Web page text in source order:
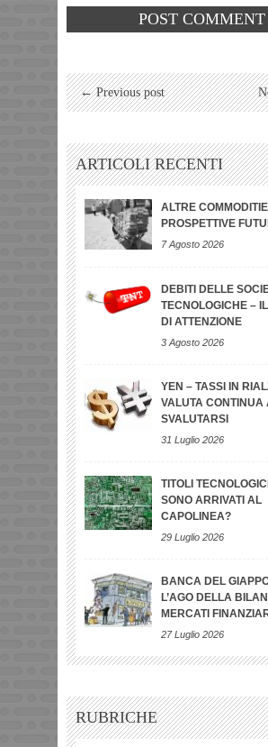
← Previous post
ARTICOLI RECENTI
ALTRE
PROSPETTIVE
7 Agosto 2026
DEBITI DELLE
TECNOLOGICHE –
DI ATTENZIONE
3 Agosto 2026
YEN – TASSI IN
VALUTA CONTINUA
SVALUTARSI
31 Luglio 2026
TITOLI
SONO ARRIVATI AL
CAPOLINEA?
29 Luglio 2026
BANCA DEL
L’AGO DELLA
MERCATI
27 Luglio 2026
RUBRICHE